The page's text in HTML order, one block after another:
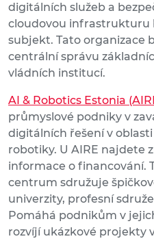
digitálních služeb a
cloudovou infrastrukturu
subjekt. Tato organizace
centrální správu
vládních institucí.
AI & Robotics Estonia
průmyslové podniky v
digitálních řešení v
robotiky. U AIRE najdete
informace o financování.
centrum sdružuje
univerzity, profesní
Pomáhá podnikům v
rozvíjí ukázkové projekty